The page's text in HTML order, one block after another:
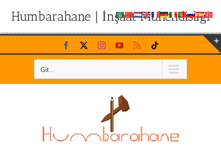
Humbarahane | İnşaat Mühendisliği
Skip
to
Facebook InstagramYouTubeRss
Git...